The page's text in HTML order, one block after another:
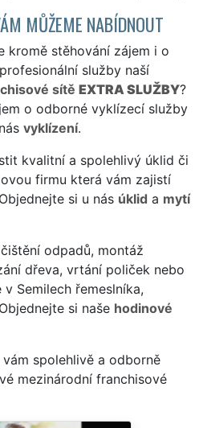
MŮŽEME NABÍDNOUT
kromě stěhování zájem i o
služby naší
sítě EXTRA SLUŽBY?
o odborné vyklízecí služby
vyklízení.
kvalitní a spolehlivý úklid či
firmu která vám zajistí
si u nás úklid a mytí
odpadů, montáž
dřeva, vrtání poliček nebo
Semilech řemeslníka,
si naše hodinové
vám spolehlivě a odborně
mezinárodní franchisové